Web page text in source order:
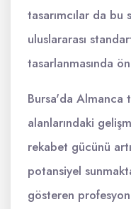
tasarımcılar da
uluslararası
tasarlanmasında
Bursa'da Almanca
alanlarındaki
rekabet gücünü
potansiyel
gösteren